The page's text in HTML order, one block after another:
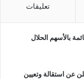
تعليقات
بالأسهم الحلال
عن استقالة وتعيين